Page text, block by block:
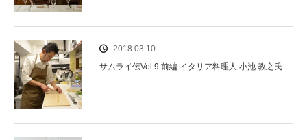
2018.03.10
サムライ伝Vol.9 前編 イタリア料理人 小池 教之氏